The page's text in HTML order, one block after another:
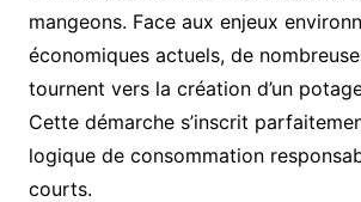
mangeons. Face aux enjeux
économiques actuels, de
tournent vers la création d’un
Cette démarche s’inscrit
logique de consommation
courts.